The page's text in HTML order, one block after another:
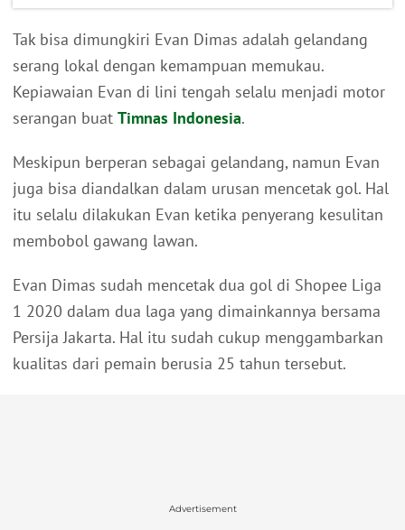
Tak bisa dimungkiri Evan Dimas adalah gelandang
serang lokal dengan kemampuan memukau.
Kepiawaian Evan di lini tengah selalu menjadi motor
serangan buat Timnas Indonesia.
Meskipun berperan sebagai gelandang, namun Evan
juga bisa diandalkan dalam urusan mencetak gol. Hal
itu selalu dilakukan Evan ketika penyerang kesulitan
membobol gawang lawan.
Evan Dimas sudah mencetak dua gol di Shopee Liga
1 2020 dalam dua laga yang dimainkannya bersama
Persija Jakarta. Hal itu sudah cukup menggambarkan
kualitas dari pemain berusia 25 tahun tersebut.
Advertisement